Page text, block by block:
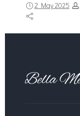
2 May 2025